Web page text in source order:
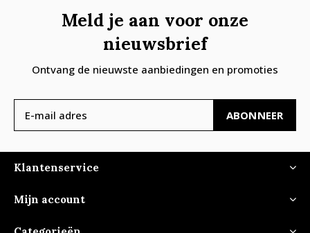
Meld je aan voor onze
nieuwsbrief
Ontvang de nieuwste aanbiedingen en promoties
ABONNEER
Klantenservice
Mijn account